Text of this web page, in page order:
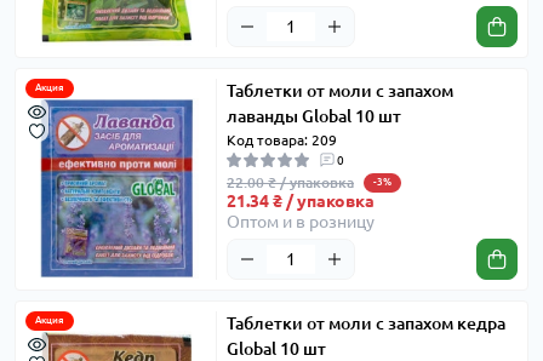
Акция
Таблетки от моли с запахом
лаванды Global 10 шт
Код товара: 209
0
22.00 ₴ / упаковка -3%
21.34 ₴ / упаковка
Оптом и в розницу
Акция
Таблетки от моли с запахом кедра
Global 10 шт